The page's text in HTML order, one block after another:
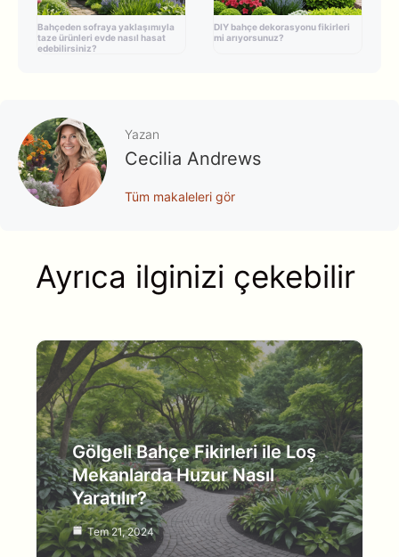
Bahçeden sofraya yaklaşımıyla
taze ürünleri evde nasıl hasat
edebilirsiniz?
DIY bahçe dekorasyonu fikirleri
mi arıyorsunuz?
Yazan
Cecilia Andrews
Tüm makaleleri gör
Ayrıca ilginizi çekebilir
Gölgeli Bahçe Fikirleri ile Loş
Mekanlarda Huzur Nasıl
Yaratılır?
Tem 21, 2024